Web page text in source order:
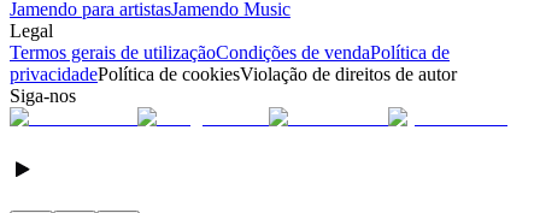
Jamendo para artistasJamendo Music
Legal
Termos gerais de utilizaçãoCondições de vendaPolítica de
privacidadePolítica de cookiesViolação de direitos de autor
Siga-nos